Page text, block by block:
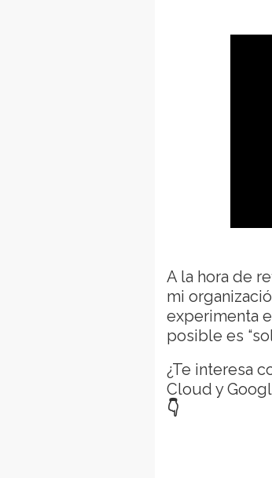
A la hora de
mi
experimenta
posible es
¿Te interesa
Cloud y
👇